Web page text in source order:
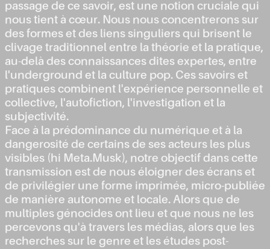
passage de ce savoir, est une notion cruciale qui
nous tient à cœur. Nous nous concentrerons sur
des formes et des liens singuliers qui brisent le
clivage traditionnel entre la théorie et la pratique,
au-delà des connaissances dites expertes, entre
l'underground et la culture pop. Ces savoirs et
pratiques combinent l'expérience personnelle et
collective, l'autofiction, l'investigation et la
subjectivité.
Face à la prédominance du numérique et à la
dangerosité de certains de ses acteurs les plus
visibles (hi Meta.Musk), notre objectif dans cette
transmission est de nous éloigner des écrans et
de privilégier une forme imprimée, micro-publiée
de manière autonome et locale. Alors que de
multiples génocides ont lieu et que nous ne les
percevons qu'à travers les médias, alors que les
recherches sur le genre et les études post-